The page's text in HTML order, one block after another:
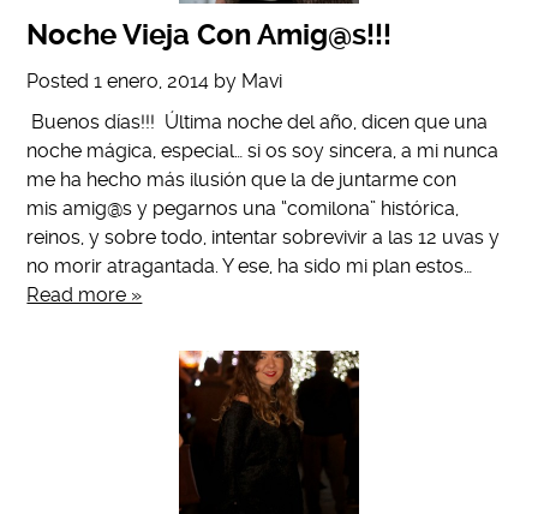
Noche Vieja Con Amig@s!!!
Posted1 enero, 2014 by Mavi
Buenos días!!! Última noche del año, dicen que una
noche mágica, especial… si os soy sincera, a mi nunca
me ha hecho más ilusión que la de juntarme con
mis amig@s y pegarnos una “comilona” histórica,
reinos, y sobre todo, intentar sobrevivir a las 12 uvas y
no morir atragantada. Y ese, ha sido mi plan estos…
Read more »